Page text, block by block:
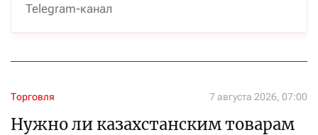
Telegram-канал
Торговля 7 августа 2026, 07:00
Нужно ли казахстанским товарам